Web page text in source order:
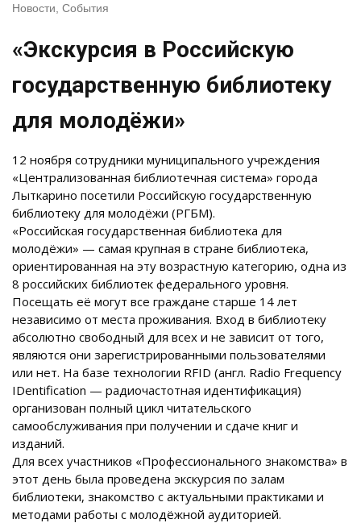
Новости События
«Экскурсия в Российскую
государственную библиотеку
для молодёжи»
12 ноября сотрудники муниципального учреждения
«Централизованная библиотечная система» города
Лыткарино посетили Российскую государственную
библиотеку для молодёжи (РГБМ).
«Российская государственная библиотека для
молодёжи» — самая крупная в стране библиотека,
ориентированная на эту возрастную категорию, одна из
8 российских библиотек федерального уровня.
Посещать её могут все граждане старше 14 лет
независимо от места проживания. Вход в библиотеку
абсолютно свободный для всех и не зависит от того,
являются они зарегистрированными пользователями
или нет. На базе технологии RFID (англ. Radio Frequency
IDentification — радиочастотная идентификация)
организован полный цикл читательского
самообслуживания при получении и сдаче книг и
изданий.
Для всех участников «Профессионального знакомства» в
этот день была проведена экскурсия по залам
библиотеки, знакомство с актуальными практиками и
методами работы с молодёжной аудиторией.